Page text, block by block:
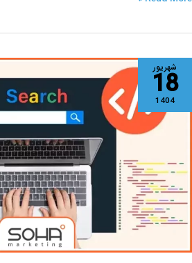
شهریور
18
1404
مهم‌ترین
تگ‌های
HTML
بشناسید